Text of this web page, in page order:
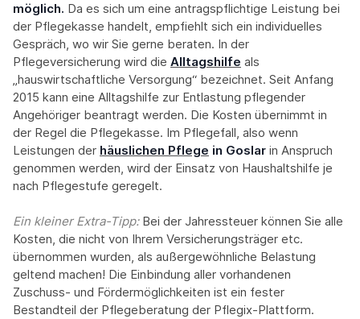
möglich. Da es sich um eine antragspflichtige Leistung bei
der Pflegekasse handelt, empfiehlt sich ein individuelles
Gespräch, wo wir Sie gerne beraten. In der
Pflegeversicherung wird die Alltagshilfe als
„hauswirtschaftliche Versorgung“ bezeichnet. Seit Anfang
2015 kann eine Alltagshilfe zur Entlastung pflegender
Angehöriger beantragt werden. Die Kosten übernimmt in
der Regel die Pflegekasse. Im Pflegefall, also wenn
Leistungen der häuslichen Pflege in Goslar in Anspruch
genommen werden, wird der Einsatz von Haushaltshilfe je
nach Pflegestufe geregelt.
Ein kleiner Extra-Tipp:‍ Bei der Jahressteuer können Sie alle
Kosten, die nicht von Ihrem Versicherungsträger etc.
übernommen wurden, als außergewöhnliche Belastung
geltend machen! Die Einbindung aller vorhandenen
Zuschuss- und Fördermöglichkeiten ist ein fester
Bestandteil der Pflegeberatung der Pflegix-Plattform.